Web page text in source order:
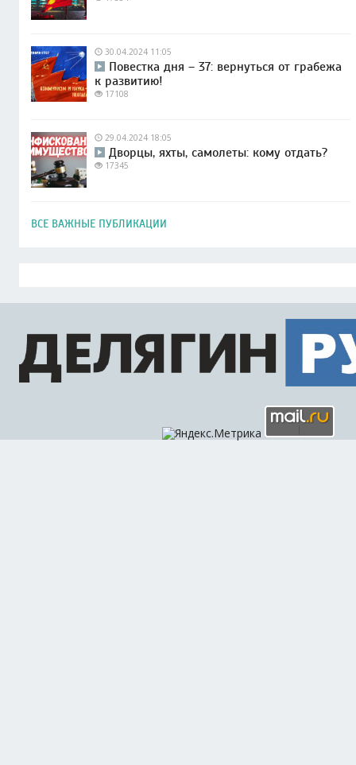
30.04.2024 11:05
Повестка дня – 37: вернуться от грабежа
к развитию!
17108
29.04.2024 18:05
Дворцы, яхты, самолеты: кому отдать?
17345
ВСЕ ВАЖНЫЕ ПУБЛИКАЦИИ